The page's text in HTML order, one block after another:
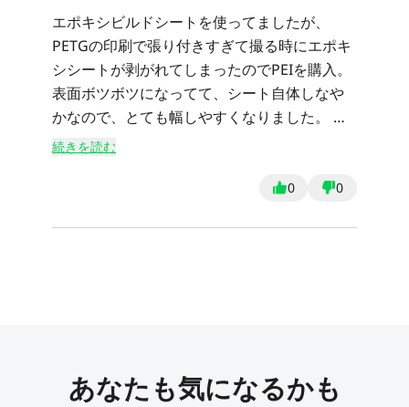
エポキシビルドシートを使ってましたが、
PETGの印刷で張り付きすぎて撮る時にエポキ
シシートが剥がれてしまったのでPEIを購入。
表面ボツボツになってて、シート自体しなや
かなので、とても幅しやすくなりました。 印
刷面が当然ツルツル感は減りますが、ツルツ
続きを読む
0 0
あなたも気になるかも